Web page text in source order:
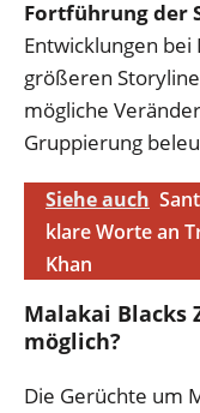
Fortführung der
Entwicklungen
größeren
mögliche
Gruppierung
Siehe auch
klare Worte an
Khan
Malakai Blacks
möglich?
Die Gerüchte um